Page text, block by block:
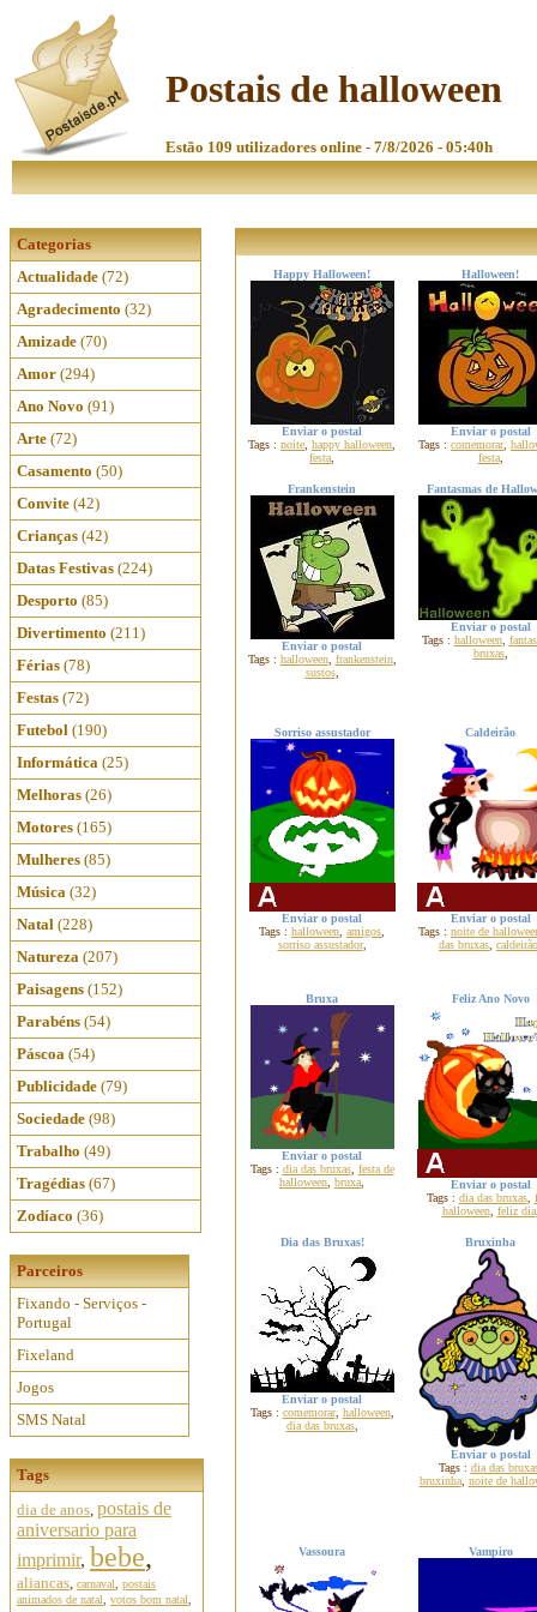
Postais de halloween
Estão 109 utilizadores online - 7/8/2026 - 05:40h
Categorias
Actualidade (72)
Agradecimento (32)
Amizade (70)
Amor (294)
Ano Novo (91)
Arte (72)
Casamento (50)
Convite (42)
Crianças (42)
Datas Festivas (224)
Desporto (85)
Divertimento (211)
Férias (78)
Festas (72)
Futebol (190)
Informática (25)
Melhoras (26)
Motores (165)
Mulheres (85)
Música (32)
Natal (228)
Natureza (207)
Paisagens (152)
Parabéns (54)
Páscoa (54)
Publicidade (79)
Sociedade (98)
Trabalho (49)
Tragédias (67)
Zodíaco (36)
Parceiros
Fixando - Serviços -
Portugal
Fixeland
Jogos
SMS Natal
Tags
dia de anos, postais de
aniversario para
imprimir, bebe,
aliancas, carnaval
postais
animados de natal
votos bom natal
Happy Halloween!
Enviar o postal
Tags : noite happy halloween
festa
Halloween!
Enviar o postal
Tags : comemorar,
festa,
Frankenstein
Enviar o postal
Tags : halloween, frankenstein,
sustos,
Fantasmas de
Enviar o postal
Tags : halloween,
bruxas,
Sorriso assustador
Enviar o postal
Tags : halloween amigos
sorriso assustador,
Caldeirão
Enviar o postal
Tags : noite de
das bruxas caldeirão
Bruxa
Enviar o postal
Tags : dia das bruxas, festa de
halloween bruxa
Feliz Ano Novo
Enviar o postal
Tags : dia das bruxas,
halloween, feliz dia
Dia das Bruxas!
Enviar o postal
Tags : comemorar, halloween,
dia das bruxas,
Bruxinha
Enviar o postal
Tags : dia das
bruxinha, noite de
Vassoura Vampiro